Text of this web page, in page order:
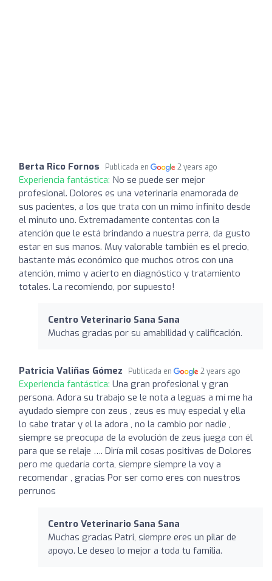
Berta Rico Fornos Publicada en 2 years ago
Experiencia fantástica: No se puede ser mejor
profesional. Dolores es una veterinaria enamorada de
sus pacientes, a los que trata con un mimo infinito desde
el minuto uno. Extremadamente contentas con la
atención que le está brindando a nuestra perra, da gusto
estar en sus manos. Muy valorable también es el precio,
bastante más económico que muchos otros con una
atención, mimo y acierto en diagnóstico y tratamiento
totales. La recomiendo, por supuesto!
Centro Veterinario Sana Sana
Muchas gracias por su amabilidad y calificación.
Patricia Valiñas Gómez Publicada en 2 years ago
Experiencia fantástica: Una gran profesional y gran
persona. Adora su trabajo se le nota a leguas a mí me ha
ayudado siempre con zeus , zeus es muy especial y ella
lo sabe tratar y el la adora , no la cambio por nadie ,
siempre se preocupa de la evolución de zeus juega con él
para que se relaje …. Diría mil cosas positivas de Dolores
pero me quedaría corta, siempre siempre la voy a
recomendar , gracias Por ser como eres con nuestros
perrunos
Centro Veterinario Sana Sana
Muchas gracias Patri, siempre eres un pilar de
apoyo. Le deseo lo mejor a toda tu familia.